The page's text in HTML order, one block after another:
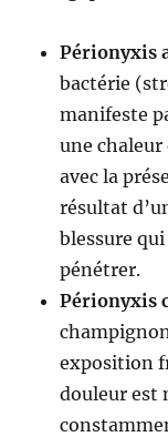
Périonyxis
bactérie
manifeste
une
avec la
résultat
blessure
pénétrer.
Périonyxis
exposition
douleur est